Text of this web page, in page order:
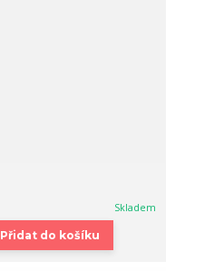
Skladem
Přidat do košíku